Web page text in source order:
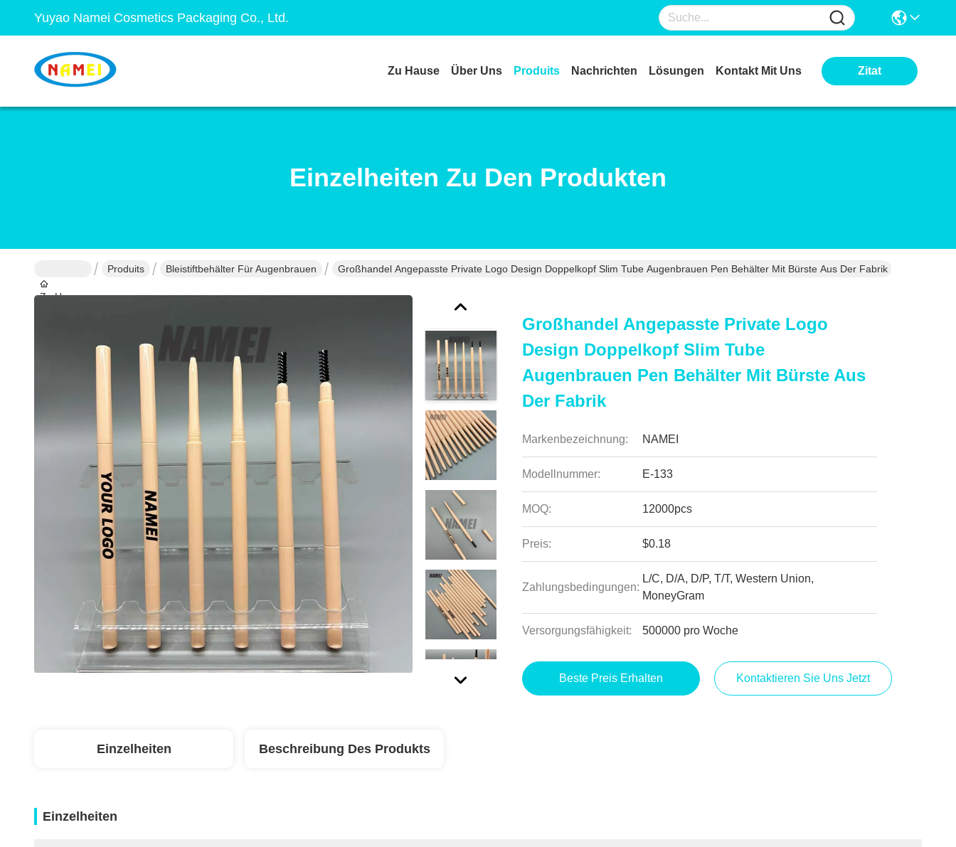
Yuyao Namei Cosmetics Packaging Co., Ltd.
Zu Hause Über Uns Produits Nachrichten Lösungen Kontakt Mit Uns Zitat
Einzelheiten Zu Den Produkten
Zu Hause
Produits Bleistiftbehälter Für Augenbrauen Großhandel Angepasste Private Logo Design Doppelkopf Slim Tube Augenbrauen Pen Behälter Mit Bürste Aus Der Fabrik
Großhandel Angepasste Private Logo
Design Doppelkopf Slim Tube
Augenbrauen Pen Behälter Mit Bürste Aus
Der Fabrik
Markenbezeichnung: NAMEI
Modellnummer: E-133
MOQ: 12000pcs
Preis: $0.18
Zahlungsbedingungen:
L/C, D/A, D/P, T/T, Western Union,
MoneyGram
Versorgungsfähigkeit: 500000 pro Woche
Beste Preis Erhalten Kontaktieren Sie Uns Jetzt
Einzelheiten Beschreibung Des Produkts
Einzelheiten